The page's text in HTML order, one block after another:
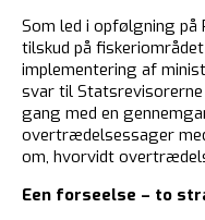
Som led i opfølgning på
tilskud på
implementering af
svar til
gang med en
overtrædelsessager
om, hvorvidt
Een forseelse – to